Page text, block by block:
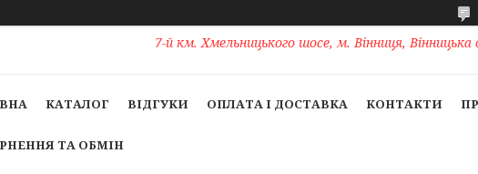
7-й км. Хмельницького шосе, м. Вінниця, Вінницька
КАТАЛОГ ВІДГУКИ ОПЛАТА І ДОСТАВКА КОНТАКТИ
ТА ОБМІН